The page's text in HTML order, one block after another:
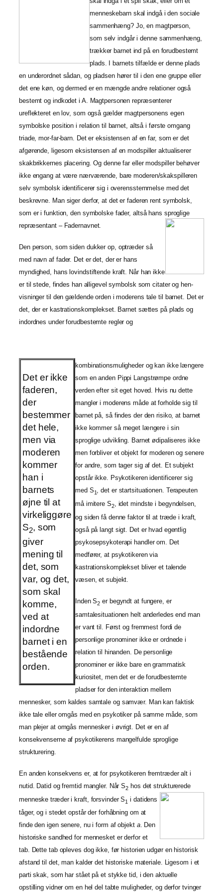
menneskebarn skal indgå i den sociale
sammenhæng? Jo, en magtperson,
som selv indgår i denne sammenhæng,
trækker barnet ind på en forudbestemt
plads. I barnets tilfælde er denne plads
en underordnet sådan, og pladsen hører til i den ene gruppe eller
det ene køn, og dermed er en mængde andre relationer også
bestemt og indkodet i A. Magtpersonen repræsenterer
ureflekteret en lov, som også gælder magtpersonens egen
symbolske position i relation til barnet, altså i første omgang
triade, mor-far-barn. Det er eksistensen af en far, som er det
afgørende, ligesom eksistensen af en modspiller aktualiserer
skakbrikkernes placering. Og denne far eller modspiller behøver
ikke engang at være nærværende, bare moderen/skakspilleren
selv symbolsk identificerer sig i overensstemmelse med det
beskrevne. Man siger derfor, at det er faderen rent symbolsk,
som er i funktion, den symbolske fader, altså hans sproglige
repræsentant – Fadernavnet.
Den person, som siden dukker op, optræder så
med navn af fader. Det er det, der er hans
myndighed, hans lovindstiftende kraft. Når han ikke
er til stede, findes han alligevel symbolsk som citater og hen­
visninger til den gældende orden i moderens tale til barnet. Det er
det, der er kastrationskomplekset. Barnet sættes på plads og
indordnes under forudbestemte regler og
Det er ikke
faderen,
der
bestemmer
det hele,
men via
moderen
kommer
han i
barnets
øjne til at
virkeliggøre
S2, som
giver
mening til
det, som
var, og det,
som skal
komme,
ved at
indordne
barnet i en
bestående
orden.
kombinationsmuligheder og kan ikke længere
som en anden Pippi Langstrømpe ordne
verden efter sit eget hoved. Hvis nu dette
mangler i moderens måde at forholde sig til
barnet på, så findes der den risiko, at barnet
ikke kommer så meget længere i sin
sproglige udvikling. Barnet ødipaliseres ikke
men forbliver et objekt for moderen og senere
for andre, som tager sig af det. Et subjekt
opstår ikke. Psykotikeren identificerer sig
med S1, det er startsituationen. Terapeuten
må imitere S2, idet mindste i begyndelsen,
og siden få denne faktor til at træde i kraft,
også på langt sigt. Det er hvad egentlig
psykosepsykoterapi handler om. Det
medfører, at psykotikeren via
kastrationskomplekset bliver et talende
væsen, et subjekt.
Inden S2 er begyndt at fungere, er
samtalesituationen helt anderledes end man
er vant til. Først og fremmest fordi de
personlige pronominer ikke er ordnede i
relation til hinanden. De personlige
pronominer er ikke bare en grammatisk
kuriositet, men det er de forudbestemte
pladser for den interaktion mellem
mennesker, som kaldes samtale og samvær. Man kan faktisk
ikke tale eller omgås med en psykotiker på samme måde, som
man plejer at omgås mennesker i øvrigt. Det er en af
konsekvenserne af psykotikerens mangelfulde sproglige
strukturering.
En anden konsekvens er, at for psykotikeren fremtræder alt i
nutid. Datid og fremtid mangler. Når S2 hos det strukturerede
menneske træder i kraft, forsvinder S1 i datidens
tåger, og i stedet opstår der forhåbning om at
finde den igen senere, nu i form af objekt a. Den
historiske sandhed for mennesket er derfor et
tab. Dette tab opleves dog ikke, før historien udgør en historisk
afstand til det, man kalder det historiske materiale. Ligesom i et
parti skak, som har stået på et stykke tid, i den aktuelle
opstilling vidner om en hel del tabte muligheder, og derfor tvinger